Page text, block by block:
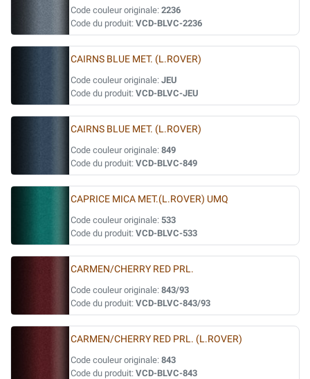
Code couleur originale: 2236
Code du produit: VCD-BLVC-2236
CAIRNS BLUE MET. (L.ROVER)
Code couleur originale: JEU
Code du produit: VCD-BLVC-JEU
CAIRNS BLUE MET. (L.ROVER)
Code couleur originale: 849
Code du produit: VCD-BLVC-849
CAPRICE MICA MET.(L.ROVER) UMQ
Code couleur originale: 533
Code du produit: VCD-BLVC-533
CARMEN/CHERRY RED PRL.
Code couleur originale: 843/93
Code du produit: VCD-BLVC-843/93
CARMEN/CHERRY RED PRL. (L.ROVER)
Code couleur originale: 843
Code du produit: VCD-BLVC-843